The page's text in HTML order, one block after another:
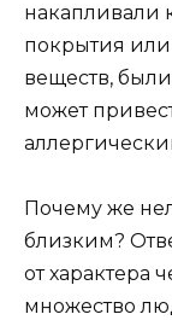
накапливали
покрытия
веществ,
может
Почему же
близким?
от характера
множество